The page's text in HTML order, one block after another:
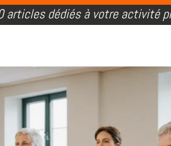
articles dédiés à votre activité